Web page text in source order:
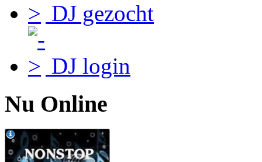
DJ gezocht
DJ login
Nu Online